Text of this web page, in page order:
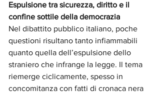
Espulsione tra sicurezza, diritto e il
confine sottile della democrazia
Nel dibattito pubblico italiano, poche
questioni risultano tanto infiammabili
quanto quella dell’espulsione dello
straniero che infrange la legge. Il tema
riemerge ciclicamente, spesso in
concomitanza con fatti di cronaca nera